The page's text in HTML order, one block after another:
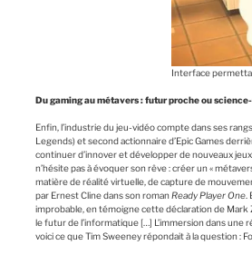
Interface
Du gaming au métavers : futur proche ou
Enfin, l’industrie du jeu-vidéo compte dans ses
Legends) et second actionnaire d’Epic Games
continuer d’innover et développer de nouveaux
n’hésite pas à évoquer son rêve : créer un «
matière de réalité virtuelle, de capture de
par Ernest Cline dans son romanReady Player One
improbable, en témoigne cette déclaration de Mark
le futur de l’informatique […] L’immersion dans une
voici ce que Tim Sweeney répondait à la question :